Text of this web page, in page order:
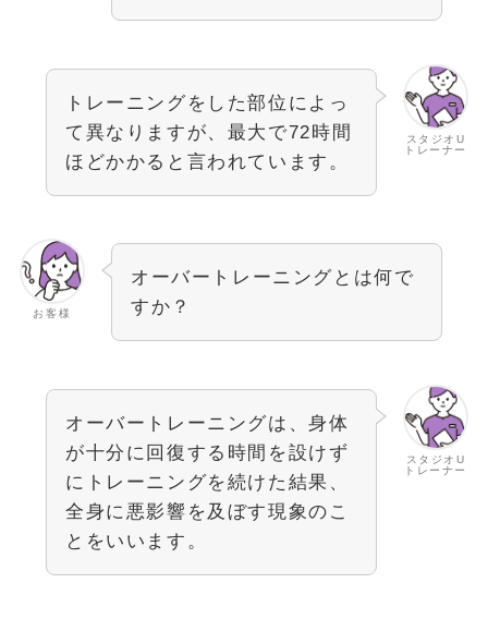
スタジオU
トレーナー
トレーニングをした部位によっ
て異なりますが、最大で72時間
ほどかかると言われています。
お客様
オーバートレーニングとは何で
すか？
スタジオU
トレーナー
オーバートレーニングは、身体
が十分に回復する時間を設けず
にトレーニングを続けた結果、
全身に悪影響を及ぼす現象のこ
とをいいます。